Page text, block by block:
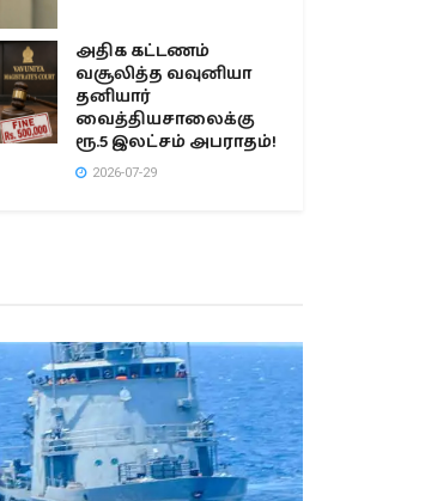
அதிக கட்டணம்
வசூலித்த வவுனியா
தனியார்
வைத்தியசாலைக்கு
ரூ.5 இலட்சம் அபராதம்!
2026-07-29